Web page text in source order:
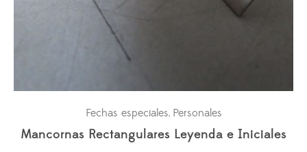
Fechas especiales, Personales
Mancornas Rectangulares Leyenda e Iniciales